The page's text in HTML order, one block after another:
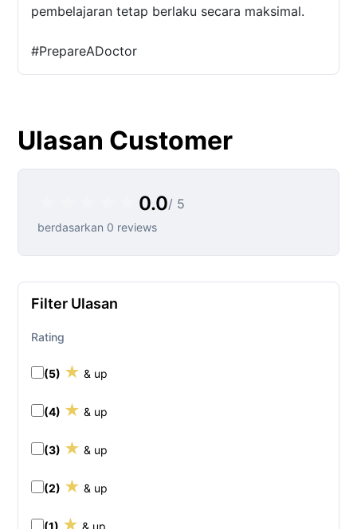
pembelajaran tetap berlaku secara maksimal.
#PrepareADoctor
Ulasan Customer
0.0/ 5
berdasarkan 0 reviews
Filter Ulasan
Rating
(5) ★ & up
(4) ★ & up
(3) ★ & up
(2) ★ & up
(1) ★ & up